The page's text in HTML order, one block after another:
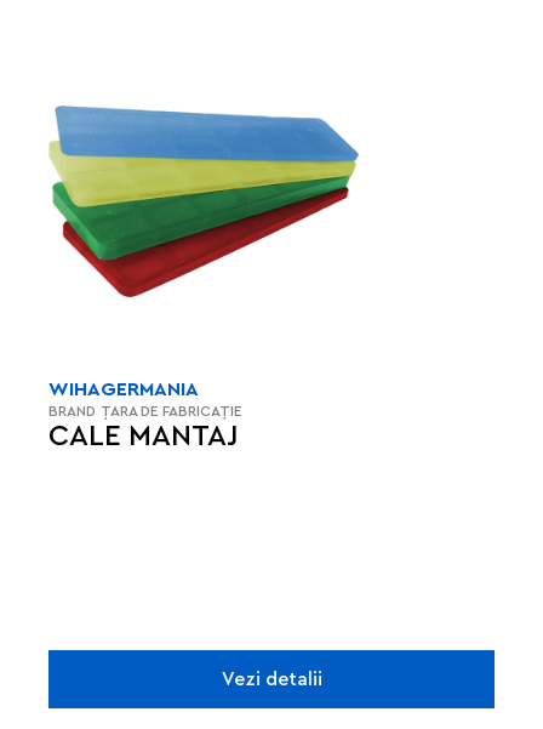
CALE MANTAJ
WIHA
BRAND
GERMANIA
ȚARA DE FABRICAȚIE
Vezi detalii